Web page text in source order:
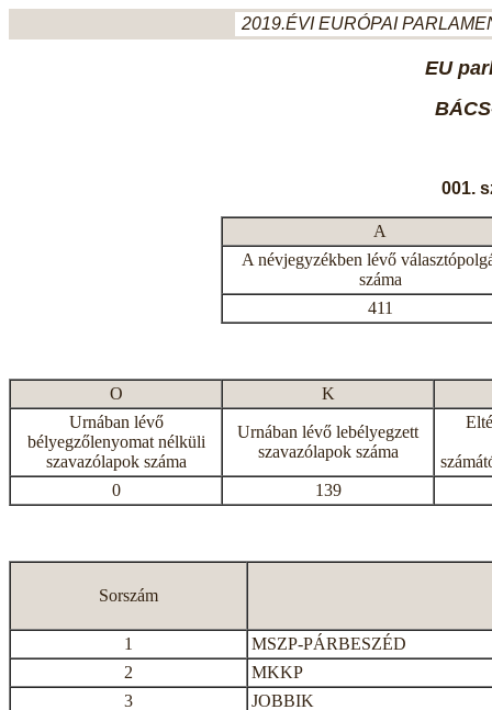
2019.ÉVI EURÓPAI
EU
001.
A
A névjegyzékben lévő
száma
411
O
K
Urnában lévő
bélyegzőlenyomat nélküli
szavazólapok száma
Urnában lévő lebélyegzett
szavazólapok száma
0
139
Sorszám
1
MSZP-PÁRBESZÉD
2
MKKP
3
JOBBIK